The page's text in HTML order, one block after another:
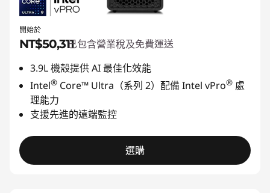
開始於
NT$50,311已包含營業稅及免費運送
3.9L 機殼提供 AI 最佳化效能
Intel® Core™ Ultra（系列 2）配備 Intel vPro® 處
理能力
支援先進的遠端監控
選購